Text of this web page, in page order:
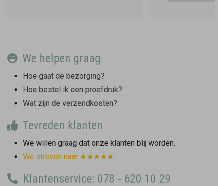
We helpen graag
Hoe gaat de bezorging?
Hoe bestel ik een proefdruk?
Wat zijn de verzendkosten?
Tevreden klanten
We willen graag dat onze klanten blij worden.
We streven naar ★★★★★.
Klantenservice: 078 - 620 10 29